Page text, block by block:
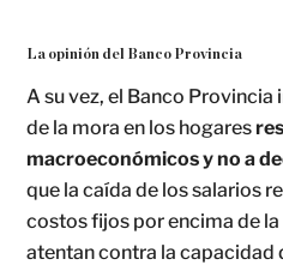
La opinión del Banco Provincia
A su vez, el Banco
de la mora en los hogares
macroeconómicos y no a
que la caída de los salarios
costos fijos por encima de
atentan contra la capacidad